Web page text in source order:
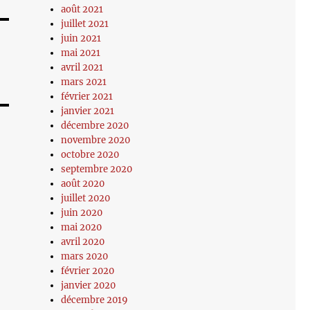
août 2021
juillet 2021
juin 2021
mai 2021
avril 2021
mars 2021
février 2021
janvier 2021
décembre 2020
novembre 2020
octobre 2020
septembre 2020
août 2020
juillet 2020
juin 2020
mai 2020
avril 2020
mars 2020
février 2020
janvier 2020
décembre 2019